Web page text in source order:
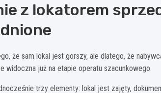
z lokatorem
że sam lokal jest gorszy, ale dlatego, że
widoczna już na etapie operatu szacunkowego.
trzy elementy: lokal jest zajęty,